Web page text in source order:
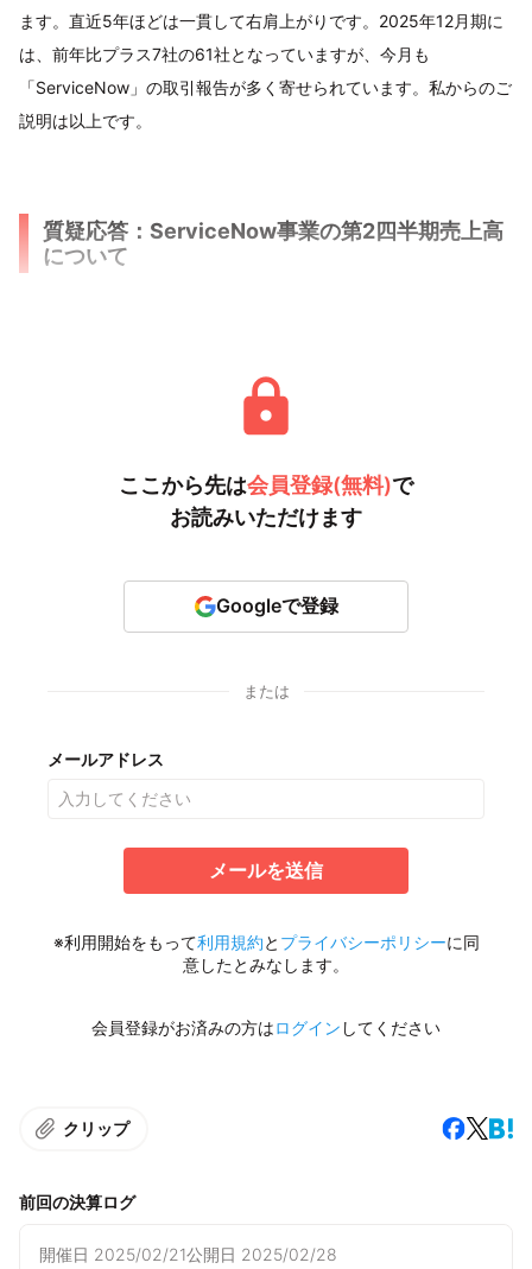
ます。直近5年ほどは一貫して右肩上がりです。2025年12月期に
は、前年比プラス7社の61社となっていますが、今月も
「ServiceNow」の取引報告が多く寄せられています。私からのご
説明は以上です。
質疑応答：ServiceNow事業の第2四半期売上高
について
ここから先は会員登録(無料)で
お読みいただけます
Googleで登録
または
メールアドレス
メールを送信
※利用開始をもって利用規約と プライバシーポリシーに同
意したとみなします。
会員登録がお済みの方はログイン してください
クリップ
前回の決算ログ
開催日 2025/02/21公開日 2025/02/28